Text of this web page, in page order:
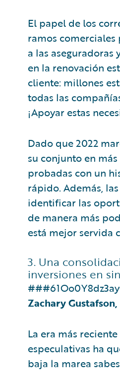
El papel de los
ramos comerciales
a las
en la renovación
cliente: millones
todas las
¡Apoyar estas
Dado que 2022
su conjunto en
probadas con un
rápido. Además,
identificar las
de manera más
está mejor servida
3. Una
inversiones en
Zachary
La era más
especulativas ha
baja la marea